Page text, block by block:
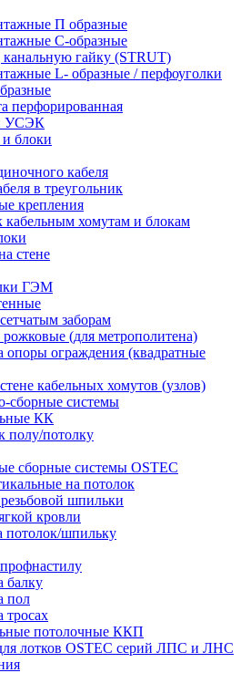
П образные
C-образные
гайку (STRUT)
L- образные / перфоуголки
перфорированная
УСЭК
блоки
кабеля
в треугольник
крепления
кабельным хомутам и блокам
стене
ГЭМ
заборам
(для метрополитена)
опоры ограждения (квадратные
кабельных хомутов (узлов)
сборные системы
КК
полу/потолку
сборные системы OSTEC
на потолок
шпильки
кровли
потолок/шпильку
балку
пол
тросах
потолочные ККП
лотков OSTEC серий ЛПС и ЛНС